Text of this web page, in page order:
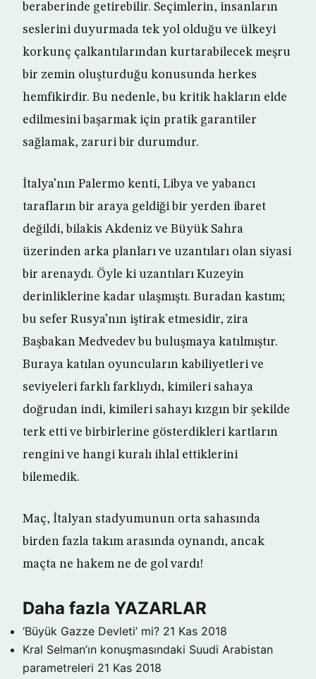
beraberinde getirebilir. Seçimlerin, insanların
seslerini duyurmada tek yol olduğu ve ülkeyi
korkunç çalkantılarından kurtarabilecek meşru
bir zemin oluşturduğu konusunda herkes
hemfikirdir. Bu nedenle, bu kritik hakların elde
edilmesini başarmak için pratik garantiler
sağlamak, zaruri bir durumdur.
İtalya’nın Palermo kenti, Libya ve yabancı
tarafların bir araya geldiği bir yerden ibaret
değildi, bilakis Akdeniz ve Büyük Sahra
üzerinden arka planları ve uzantıları olan siyasi
bir arenaydı. Öyle ki uzantıları Kuzeyin
derinliklerine kadar ulaşmıştı. Buradan kastım;
bu sefer Rusya’nın iştirak etmesidir, zira
Başbakan Medvedev bu buluşmaya katılmıştır.
Buraya katılan oyuncuların kabiliyetleri ve
seviyeleri farklı farklıydı, kimileri sahaya
doğrudan indi, kimileri sahayı kızgın bir şekilde
terk etti ve birbirlerine gösterdikleri kartların
rengini ve hangi kuralı ihlal ettiklerini
bilemedik.
Maç, İtalyan stadyumunun orta sahasında
birden fazla takım arasında oynandı, ancak
maçta ne hakem ne de gol vardı!
Daha fazla YAZARLAR
‘Büyük Gazze Devleti’ mi? 21 Kas 2018
Kral Selman’ın konuşmasındaki Suudi Arabistan
parametreleri 21 Kas 2018